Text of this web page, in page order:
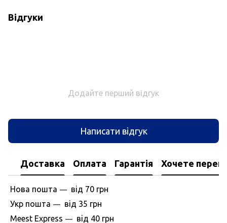
Відгуки
Додайте перший відгук
Написати відгук
Доставка Оплата Гарантія Хочете
Нова пошта — вiд 70 грн
Укр пошта — вiд 35 грн
Meest Express — вiд 40 грн